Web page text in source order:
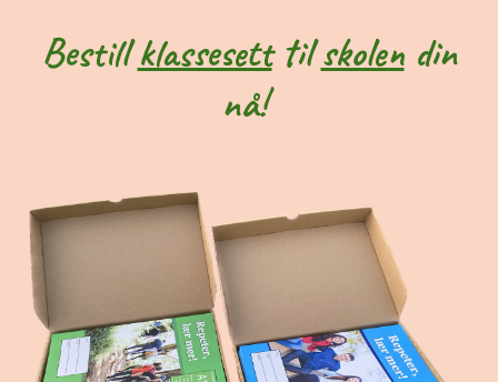
Bestillklassesetttilskolendin
nå!